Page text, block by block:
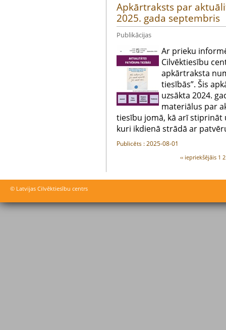
Apkārtraksts par
2025. gada septembris
Publikācijas
Ar prieku
Cilvēktiesību
apkārtraksta
tiesībās”. Šis
uzsākta 2024.
materiālus par
tiesību jomā, kā arī
kuri ikdienā strādā ar
Publicēts : 2025-08-01
‹‹ iepriekšējāis 1 2
© Latvijas Cilvēktiesību centrs